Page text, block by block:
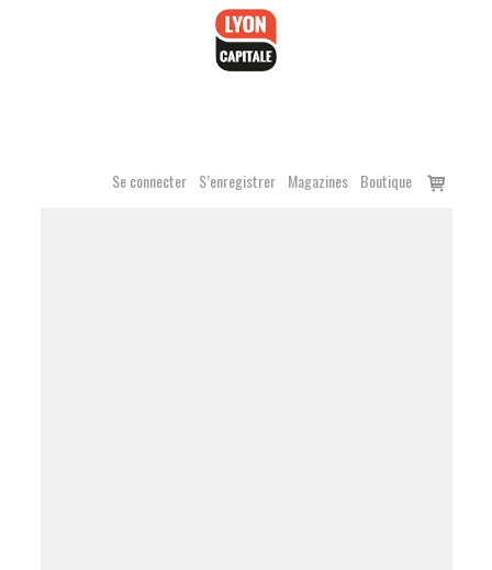
Se connecter S’enregistrer Magazines Boutique
Voir